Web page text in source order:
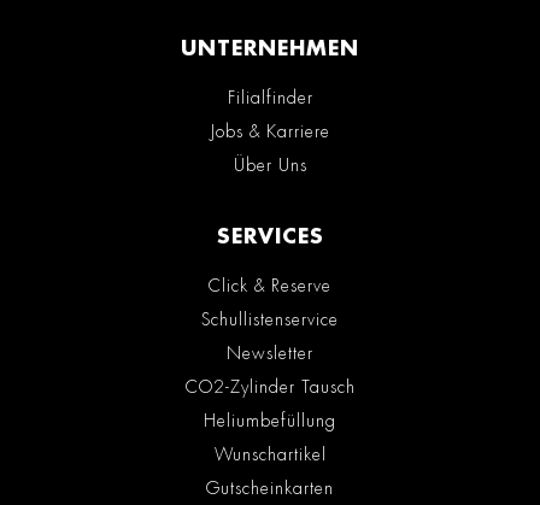
UNTERNEHMEN
Filialfinder
Jobs & Karriere
Über Uns
SERVICES
Click & Reserve
Schullistenservice
Newsletter
CO2-Zylinder Tausch
Heliumbefüllung
Wunschartikel
Gutscheinkarten